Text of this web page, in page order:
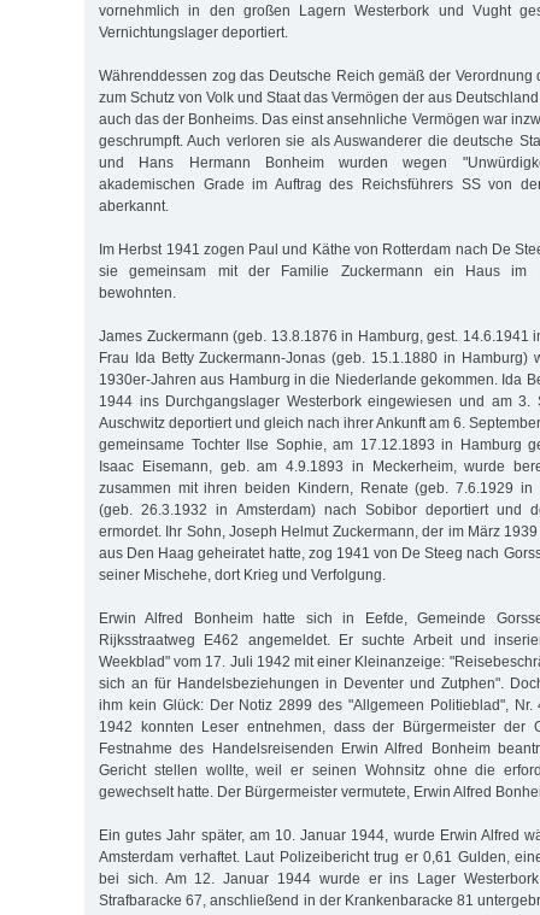
vornehmlich in den großen Lagern Westerbork und Vught
Vernichtungslager deportiert.
Währenddessen zog das Deutsche Reich gemäß der Verordnung
zum Schutz von Volk und Staat das Vermögen der aus
auch das der Bonheims. Das einst ansehnliche Vermögen war
geschrumpft. Auch verloren sie als Auswanderer die deutsche
und Hans Hermann Bonheim wurden wegen
akademischen Grade im Auftrag des Reichsführers SS von
aberkannt.
Im Herbst 1941 zogen Paul und Käthe von Rotterdam nach De
sie gemeinsam mit der Familie Zuckermann ein Haus im
bewohnten.
James Zuckermann (geb. 13.8.1876 in Hamburg, gest. 14.6.1941
Frau Ida Betty Zuckermann-Jonas (geb. 15.1.1880 in Hamburg)
1930er-Jahren aus Hamburg in die Niederlande gekommen. Ida
1944 ins Durchgangslager Westerbork eingewiesen und am 3.
Auschwitz deportiert und gleich nach ihrer Ankunft am 6.
gemeinsame Tochter Ilse Sophie, am 17.12.1893 in Hamburg
Isaac Eisemann, geb. am 4.9.1893 in Meckerheim, wurde
zusammen mit ihren beiden Kindern, Renate (geb. 7.6.1929 in
(geb. 26.3.1932 in Amsterdam) nach Sobibor deportiert und
ermordet. Ihr Sohn, Joseph Helmut Zuckermann, der im März
aus Den Haag geheiratet hatte, zog 1941 von De Steeg nach
seiner Mischehe, dort Krieg und Verfolgung.
Erwin Alfred Bonheim hatte sich in Eefde, Gemeinde
Rijksstraatweg E462 angemeldet. Er suchte Arbeit und
Weekblad" vom 17. Juli 1942 mit einer Kleinanzeige:
sich an für Handelsbeziehungen in Deventer und Zutphen".
ihm kein Glück: Der Notiz 2899 des "Allgemeen Politieblad", Nr.
1942 konnten Leser entnehmen, dass der Bürgermeister der
Festnahme des Handelsreisenden Erwin Alfred Bonheim
Gericht stellen wollte, weil er seinen Wohnsitz ohne die
gewechselt hatte. Der Bürgermeister vermutete, Erwin Alfred
Ein gutes Jahr später, am 10. Januar 1944, wurde Erwin Alfred
Amsterdam verhaftet. Laut Polizeibericht trug er 0,61 Gulden,
bei sich. Am 12. Januar 1944 wurde er ins Lager
Strafbaracke 67, anschließend in der Krankenbaracke 81